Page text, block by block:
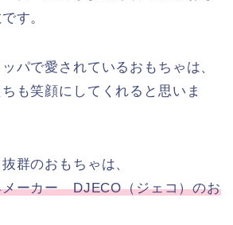
す。
パで愛されているおもちゃは、
も笑顔にしてくれると思いま
群のおもちゃは、
メーカー DJECO（ジェコ）のお